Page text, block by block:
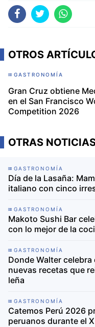
OTROS
GASTRONOMÍA
Gran Cruz obtiene
en el San Francisco
Competition 2026
OTRAS
GASTRONOMÍA
Día de la Lasaña:
italiano con cinco
GASTRONOMÍA
Makoto Sushi Bar
con lo mejor de la
GASTRONOMÍA
Donde Walter celebra
nuevas recetas que
leña
GASTRONOMÍA
Catemos Perú 2026
peruanos durante el